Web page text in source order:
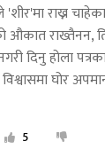
'शीर'मा राख्न
औकात राख्तैनन,
दिनु होला
विश्वासमा घोर
5